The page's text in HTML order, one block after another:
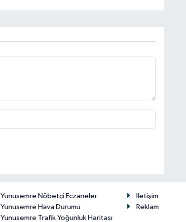
Yunusemre Nöbetçi Eczaneler
Yunusemre Hava Durumu
Yunusemre Trafik Yoğunluk Haritası
İletişim
Reklam